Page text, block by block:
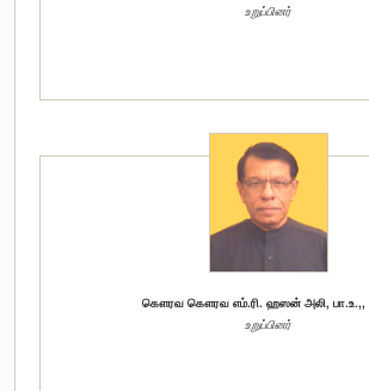
உறுப்பினர்
கௌரவ கௌரவ எம்.ரி. ஹஸன் அலி, பா.உ.,,
உறுப்பினர்